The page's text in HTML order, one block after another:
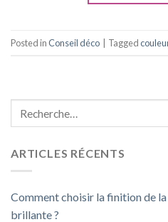
Posted inConseil déco | Tagged
ARTICLES RÉCENTS
Comment choisir la finition de
brillante ?